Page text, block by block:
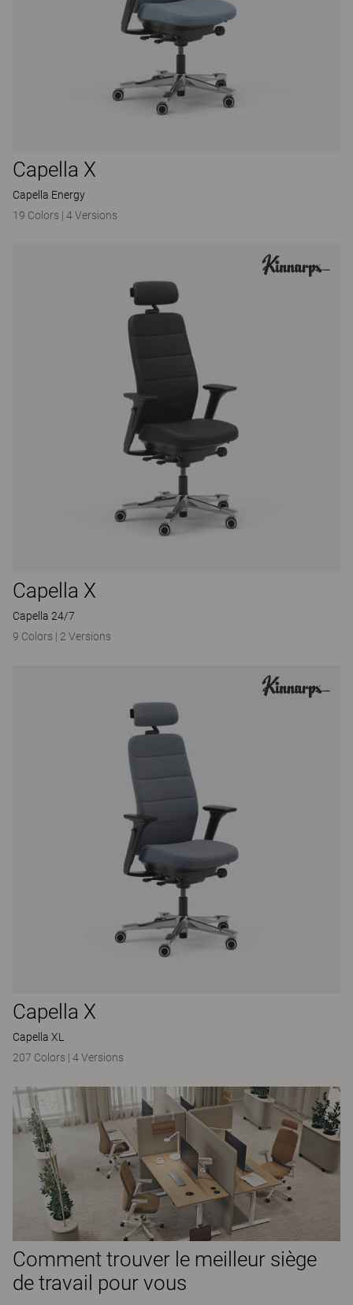
Capella X
Capella Energy
19 Colors | 4 Versions
Capella X
Capella 24/7
9 Colors | 2 Versions
Capella X
Capella XL
207 Colors | 4 Versions
Comment trouver le meilleur siège
de travail pour vous